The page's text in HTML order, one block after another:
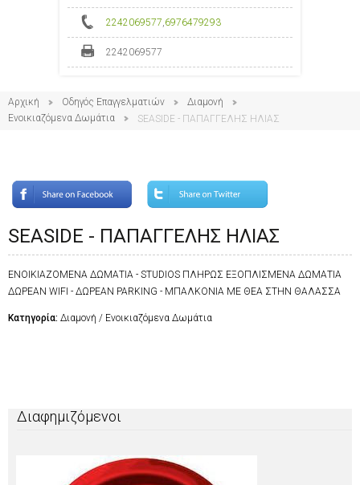
2242069577,6976479293
2242069577
Αρχική Οδηγός Επαγγελματιών
Διαμονή
Ενοικιαζόμενα Δωμάτια
SEASIDE - ΠΑΠΑΓΓΕΛΗΣ ΗΛΙΑΣ
SEASIDE - ΠΑΠΑΓΓΕΛΗΣ ΗΛΙΑΣ
ΕΝΟΙΚΙΑΖΟΜΕΝΑ ΔΩΜΑΤΙΑ - STUDIOS ΠΛΗΡΩΣ ΕΞΟΠΛΙΣΜΕΝΑ ΔΩΜΑΤΙΑ
ΔΩΡΕΑΝ WIFI - ΔΩΡΕΑΝ PARKING - ΜΠΑΛΚΟΝΙΑ ΜΕ ΘΕΑ ΣΤΗΝ ΘΑΛΑΣΣΑ
Κατηγορία: Διαμονή / Ενοικιαζόμενα Δωμάτια
Διαφημιζόμενοι